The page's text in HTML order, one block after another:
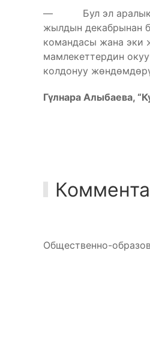
— Бул эл аралык
жылдын декабрынан
командасы жана эки
мамлекеттердин
колдонуу
Гүлнара Алыбаева,
Общественно-